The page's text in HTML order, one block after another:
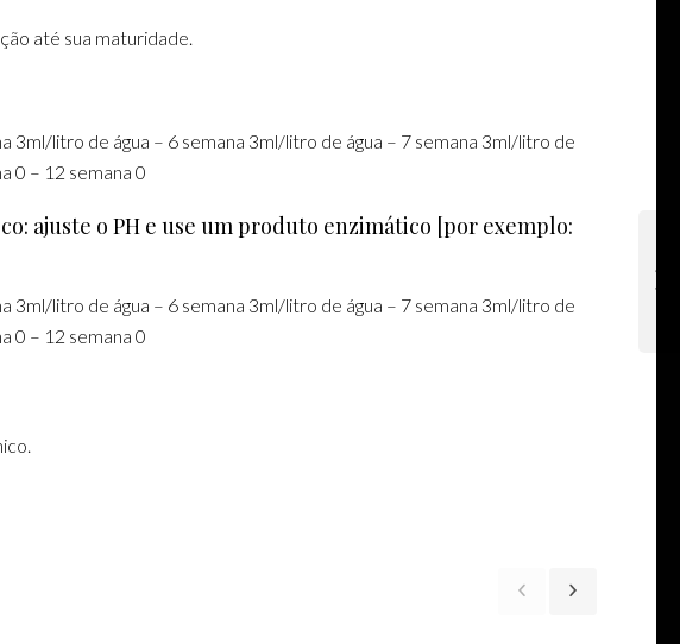
até sua maturidade.
3ml/litro de água – 6 semana 3ml/litro de água – 7 semana 3ml/litro de
0 – 12 semana 0
ajuste o PH e use um produto enzimático [por exemplo:
3ml/litro de água – 6 semana 3ml/litro de água – 7 semana 3ml/litro de
0 – 12 semana 0